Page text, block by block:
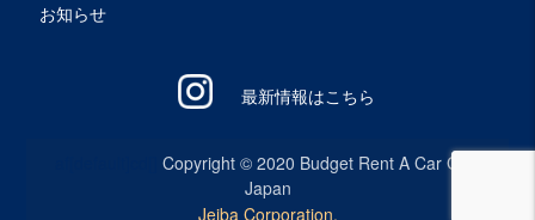
お知らせ
最新情報はこちら
Copyright © 2020 Budget Rent A Car GSA
Japan
Jeiba Corporation.